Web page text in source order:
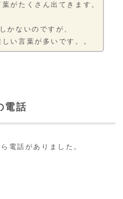
がたくさん出てきます。
かないのですが、
い言葉が多いです。。
電話
電話がありました。